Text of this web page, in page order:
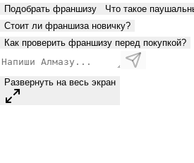
Подобрать франшизу
Что такое
Стоит ли франшиза новичку?
Как проверить франшизу перед покупкой?
Развернуть на весь экран